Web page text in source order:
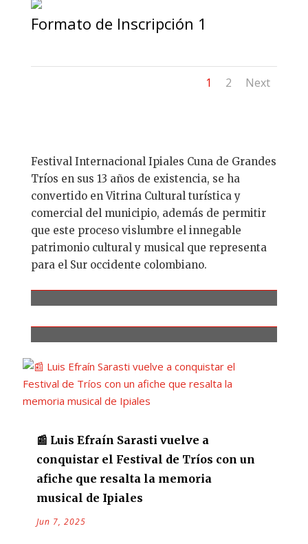
Formato de Inscripción 1
1 2 Next
Festival Internacional Ipiales Cuna de Grandes
Tríos en sus 13 años de existencia, se ha
convertido en Vitrina Cultural turística y
comercial del municipio, además de permitir
que este proceso vislumbre el innegable
patrimonio cultural y musical que representa
para el Sur occidente colombiano.
📰 Luis Efraín Sarasti vuelve a
conquistar el Festival de Tríos con un
afiche que resalta la memoria
musical de Ipiales
Jun 7, 2025